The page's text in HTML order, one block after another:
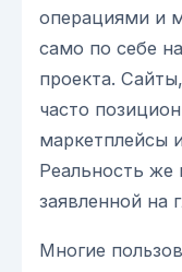
операциями и
само по себе
проекта.
часто
маркетплейсы
Реальность же
заявленной на
Многие